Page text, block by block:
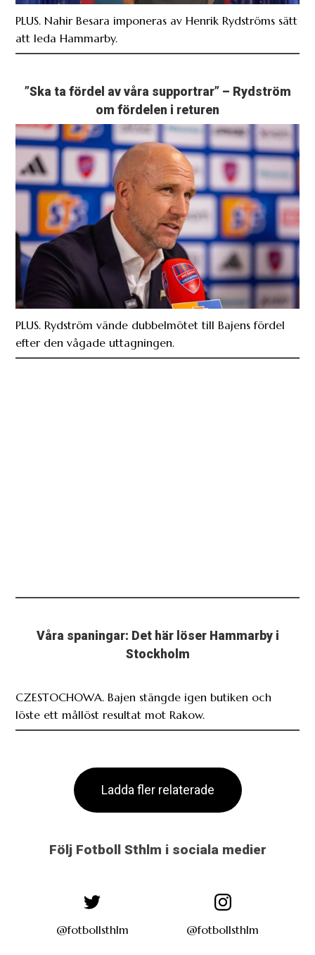
PLUS. Nahir Besara imponeras av Henrik Rydströms sätt
att leda Hammarby.
”Ska ta fördel av våra supportrar” – Rydström
om fördelen i returen
PLUS. Rydström vände dubbelmötet till Bajens fördel
efter den vågade uttagningen.
Våra spaningar: Det här löser Hammarby i
Stockholm
CZESTOCHOWA. Bajen stängde igen butiken och
löste ett mållöst resultat mot Rakow.
Ladda fler relaterade
Följ Fotboll Sthlm i sociala medier
@fotbollsthlm @fotbollsthlm